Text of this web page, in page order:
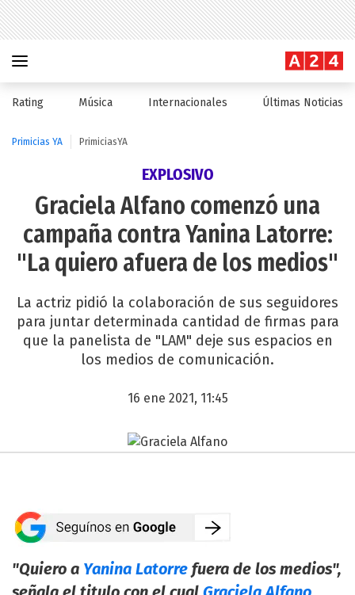
Rating Música Internacionales Últimas Noticias
Primicias YA PrimiciasYA
EXPLOSIVO
Graciela Alfano comenzó una
campaña contra Yanina Latorre:
"La quiero afuera de los medios"
La actriz pidió la colaboración de sus seguidores
para juntar determinada cantidad de firmas para
que la panelista de "LAM" deje sus espacios en
los medios de comunicación.
16 ene 2021, 11:45
"Quiero a Yanina Latorre fuera de los medios",